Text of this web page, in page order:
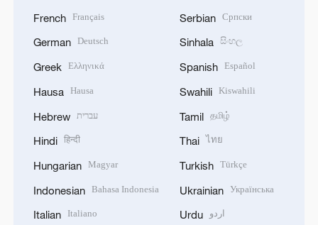
French Français
German Deutsch
Greek Ελληνικά
Hausa Hausa
Hebrew עברית
Hindi हिन्दी
Hungarian Magyar
Indonesian Bahasa Indonesia
Italian Italiano
Serbian Српски
Sinhala සිංහල
Spanish Español
Swahili Kiswahili
Tamil தமிழ்
Thai ไทย
Turkish Türkçe
Ukrainian Українська
Urdu اردو